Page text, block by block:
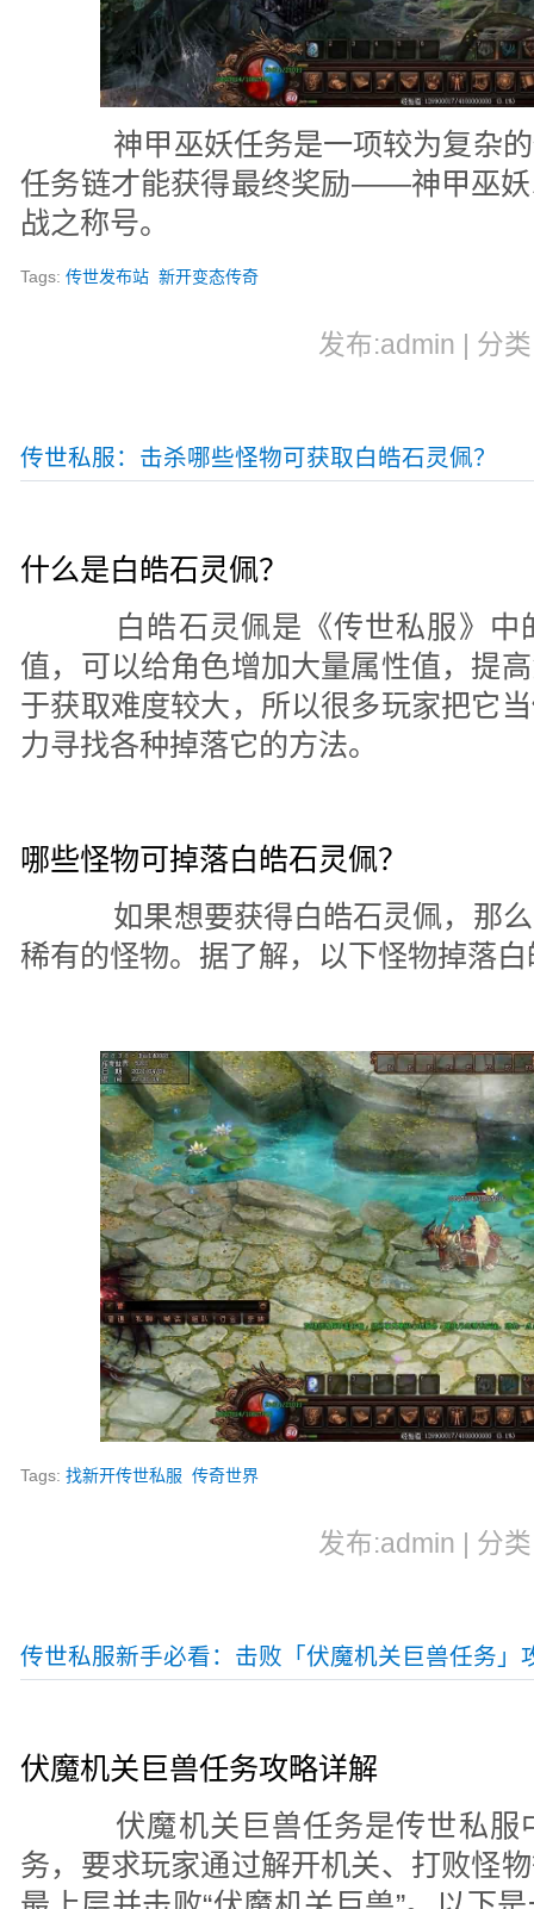
神甲巫妖任务是一项较为复杂的
任务链才能获得最终奖励——神甲巫
战之称号。
Tags:传世发布站 新开变态传奇
发布:admin | 分
传世私服：击杀哪些怪物可获取白皓石灵佩？
什么是白皓石灵佩？
白皓石灵佩是《传世私服》中
值，可以给角色增加大量属性值，提
于获取难度较大，所以很多玩家把它
力寻找各种掉落它的方法。
哪些怪物可掉落白皓石灵佩？
如果想要获得白皓石灵佩，那么
稀有的怪物。据了解，以下怪物掉落
Tags:找新开传世私服 传奇世界
发布:admin | 分
传世私服新手必看：击败「伏魔机关巨兽任务」
伏魔机关巨兽任务攻略详解
伏魔机关巨兽任务是传世私服
务，要求玩家通过解开机关、打败怪